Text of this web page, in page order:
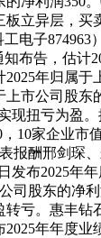
立异层，
电子
布告，估计
年归属于
市公司股
现扭亏为盈
10家企业市
酬邢剑琛
布2025年
股东的净
亏。惠丰
年年度